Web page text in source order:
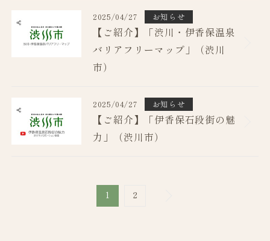
2025/04/27 お知らせ
【ご紹介】「渋川・伊香保温泉
バリアフリーマップ」（渋川
市）
2025/04/27 お知らせ
【ご紹介】「伊香保石段街の魅
力」（渋川市）
1 2